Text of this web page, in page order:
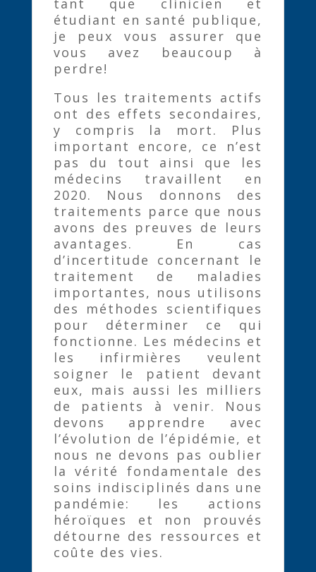
tant que clinicien et
étudiant en santé publique,
je peux vous assurer que
vous avez beaucoup à
perdre!
Tous les traitements actifs
ont des effets secondaires,
y compris la mort. Plus
important encore, ce n’est
pas du tout ainsi que les
médecins travaillent en
2020. Nous donnons des
traitements parce que nous
avons des preuves de leurs
avantages. En cas
d’incertitude concernant le
traitement de maladies
importantes, nous utilisons
des méthodes scientifiques
pour déterminer ce qui
fonctionne. Les médecins et
les infirmières veulent
soigner le patient devant
eux, mais aussi les milliers
de patients à venir. Nous
devons apprendre avec
l’évolution de l’épidémie, et
nous ne devons pas oublier
la vérité fondamentale des
soins indisciplinés dans une
pandémie: les actions
héroïques et non prouvés
détourne des ressources et
coûte des vies.